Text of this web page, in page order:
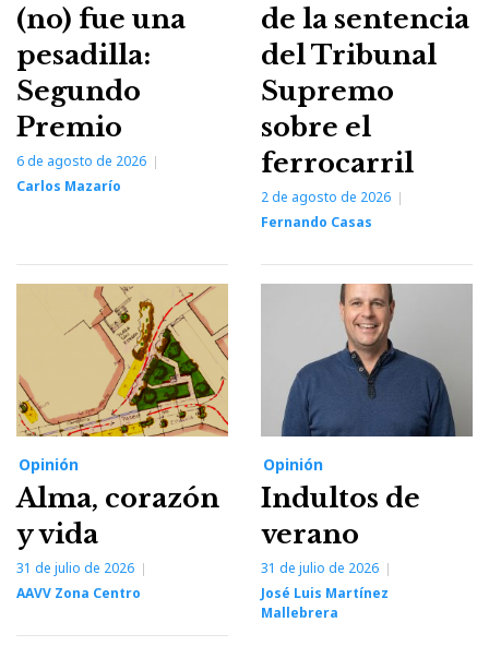
(no) fue una
pesadilla:
Segundo
Premio
6 de agosto de 2026
Carlos Mazarío
de la sentencia
del Tribunal
Supremo
sobre el
ferrocarril
2 de agosto de 2026
Fernando Casas
Opinión
Alma, corazón
y vida
31 de julio de 2026
AAVV Zona Centro
Opinión
Indultos de
verano
31 de julio de 2026
José Luis Martínez
Mallebrera